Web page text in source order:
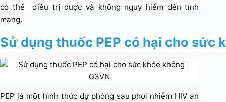
có thể điều trị được và không nguy hiểm đến tính
mạng.
Sử dụng thuốc PEP có hại cho sức
PEP là một hình thức dự phòng sau phơi nhiễm HIV an